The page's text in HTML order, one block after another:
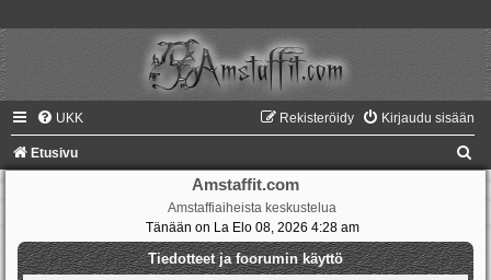
UKK Kirjaudu sisään
Rekisteröidy
Etusivu
Amstaffit.com
Amstaffiaiheista keskustelua
Tänään on La Elo 08, 2026 4:28 am
Tiedotteet ja foorumin käyttö